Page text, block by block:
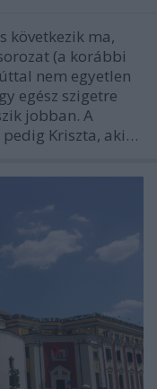
következik ma,
(a korábbi
nem egyetlen
egész szigetre
jobban. A
Kriszta, aki…